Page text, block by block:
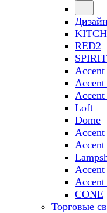
RED2
SPIRIT
Accent
Accent
Loft
Dome
Accent
CONE
Торговые